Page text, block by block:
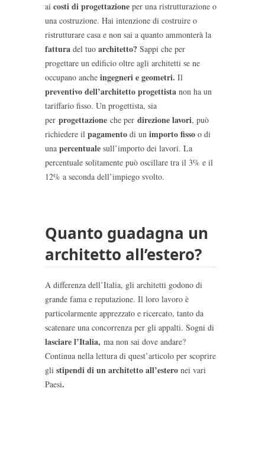
ai costi di progettazione per una ristrutturazione o
una costruzione. Hai intenzione di costruire o
ristrutturare casa e non sai a quanto ammonterà la
fattura del tuo architetto? Sappi che per
progettare un edificio oltre agli architetti se ne
occupano anche ingegneri e geometri. Il
preventivo dell’architettoprogettista non ha un
tariffario fisso. Un progettista, sia
per progettazione che per direzione lavori, può
richiedere il pagamento di un importo fisso o di
una percentuale sull’importo dei lavori. La
percentuale solitamente può oscillare tra il 3% e il
12% a seconda dell’impiego svolto.
Quanto guadagna un
architetto all’estero?
A differenza dell’Italia, gli architetti godono di
grande fama e reputazione. Il loro lavoro è
particolarmente apprezzato e ricercato, tanto da
scatenare una concorrenza per gli appalti. Sogni di
lasciare l’Italia, ma non sai dove andare?
Continua nella lettura di quest’articolo per scoprire
gli stipendi di un architetto all’estero nei vari
Paesi.